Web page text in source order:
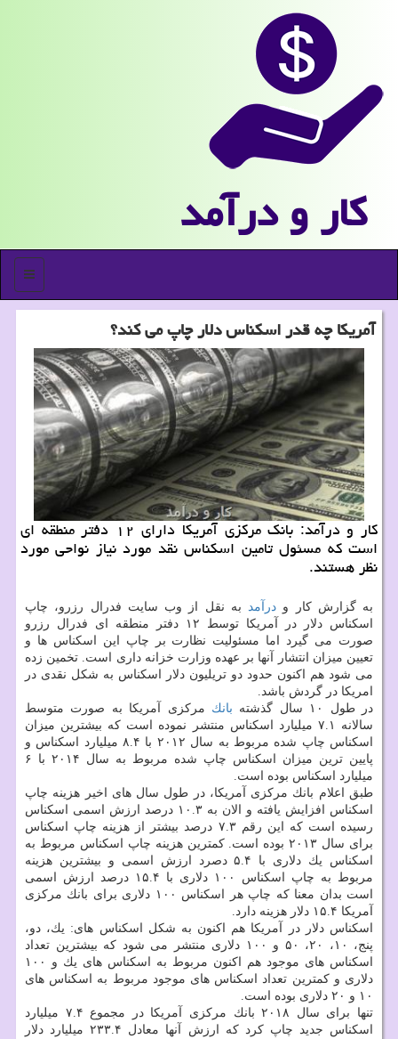
كار و درآمد
منو
آمریكا چه قدر اسكناس دلار چاپ می كند؟
كار و درآمد: بانك مركزی آمریكا دارای ۱۲ دفتر منطقه ای
است كه مسئول تامین اسكناس نقد مورد نیاز نواحی مورد
نظر هستند.
به گزارش كار و درآمد به نقل از وب سایت فدرال رزرو، چاپ
اسكناس دلار در آمریكا توسط ۱۲ دفتر منطقه ای فدرال رزرو
صورت می گیرد اما مسئولیت نظارت بر چاپ این اسكناس ها و
تعیین میزان انتشار آنها بر عهده وزارت خزانه داری است. تخمین زده
می شود هم اكنون حدود دو تریلیون دلار اسكناس به شكل نقدی در
امریكا در گردش باشد.
در طول ۱۰ سال گذشته
بانك مركزی آمریكا به صورت متوسط
سالانه ۷.۱ میلیارد اسكناس منتشر نموده است كه بیشترین میزان
اسكناس چاپ شده مربوط به سال ۲۰۱۲ با ۸.۴ میلیارد اسكناس و
پایین ترین میزان اسكناس چاپ شده مربوط به سال ۲۰۱۴ با ۶
میلیارد اسكناس بوده است.
طبق اعلام بانك مركزی آمریكا، در طول سال های اخیر هزینه چاپ
اسكناس افزایش یافته و الان به ۱۰.۳ درصد ارزش اسمی اسكناس
رسیده است كه این رقم ۷.۳ درصد بیشتر از هزینه چاپ اسكناس
برای سال ۲۰۱۳ بوده است. كمترین هزینه چاپ اسكناس مربوط به
اسكناس یك دلاری با ۵.۴ دصرد ارزش اسمی و بیشترین هزینه
مربوط به چاپ اسكناس ۱۰۰ دلاری با ۱۵.۴ درصد ارزش اسمی
است بدان معنا كه چاپ هر اسكناس ۱۰۰ دلاری برای بانك مركزی
آمریكا ۱۵.۴ دلار هزینه دارد.
اسكناس دلار در آمریكا هم اكنون به شكل اسكناس های: یك، دو،
پنج، ۱۰، ۲۰، ۵۰ و ۱۰۰ دلاری منتشر می شود كه بیشترین تعداد
اسكناس های موجود هم اكنون مربوط به اسكناس های یك و ۱۰۰
دلاری و كمترین تعداد اسكناس های موجود مربوط به اسكناس های
۱۰ و ۲۰ دلاری بوده است.
تنها برای سال ۲۰۱۸ بانك مركزی آمریكا در مجموع ۷.۴ میلیارد
اسكناس جدید چاپ كرد كه ارزش آنها معادل ۲۳۳.۴ میلیارد دلار